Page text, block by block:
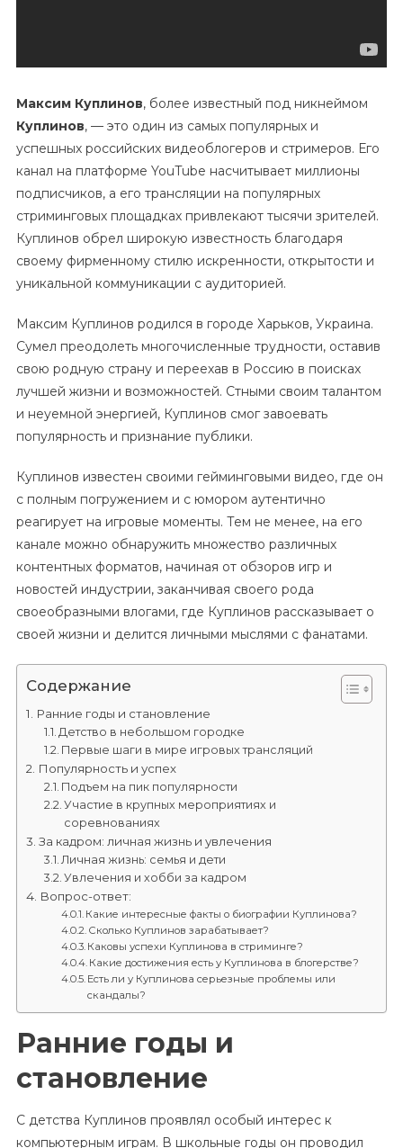
Максим Куплинов, более известный под никнеймом
Куплинов, — это один из самых популярных и
успешных российских видеоблогеров и стримеров. Его
канал на платформе YouTube насчитывает миллионы
подписчиков, а его трансляции на популярных
стриминговых площадках привлекают тысячи зрителей.
Куплинов обрел широкую известность благодаря
своему фирменному стилю искренности, открытости и
уникальной коммуникации с аудиторией.
Максим Куплинов родился в городе Харьков, Украина.
Сумел преодолеть многочисленные трудности, оставив
свою родную страну и переехав в Россию в поисках
лучшей жизни и возможностей. Стными своим талантом
и неуемной энергией, Куплинов смог завоевать
популярность и признание публики.
Куплинов известен своими гейминговыми видео, где он
с полным погружением и с юмором аутентично
реагирует на игровые моменты. Тем не менее, на его
канале можно обнаружить множество различных
контентных форматов, начиная от обзоров игр и
новостей индустрии, заканчивая своего рода
своеобразными влогами, где Куплинов рассказывает о
своей жизни и делится личными мыслями с фанатами.
Содержание
Ранние годы и становление
Детство в небольшом городке
Первые шаги в мире игровых трансляций
Популярность и успех
Подъем на пик популярности
Участие в крупных мероприятиях и
соревнованиях
За кадром: личная жизнь и увлечения
Личная жизнь: семья и дети
Увлечения и хобби за кадром
Вопрос-ответ:
Какие интересные факты о биографии Куплинова?
Сколько Куплинов зарабатывает?
Каковы успехи Куплинова в стриминге?
Какие достижения есть у Куплинова в блогерстве?
Есть ли у Куплинова серьезные проблемы или
скандалы?
Ранние годы и
становление
С детства Куплинов проявлял особый интерес к
компьютерным играм. В школьные годы он проводил